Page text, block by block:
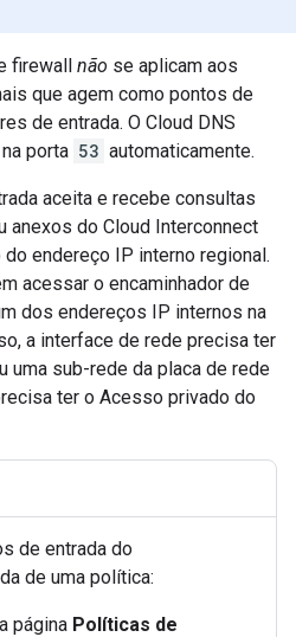
firewall não se aplicam aos
que agem como pontos de
de entrada. O Cloud DNS
porta 53 automaticamente.
aceita e recebe consultas
anexos do Cloud Interconnect
endereço IP interno regional.
acessar o encaminhador de
dos endereços IP internos na
a interface de rede precisa ter
uma sub-rede da placa de rede
ter o Acesso privado do
de entrada do
de uma política:
página Políticas de